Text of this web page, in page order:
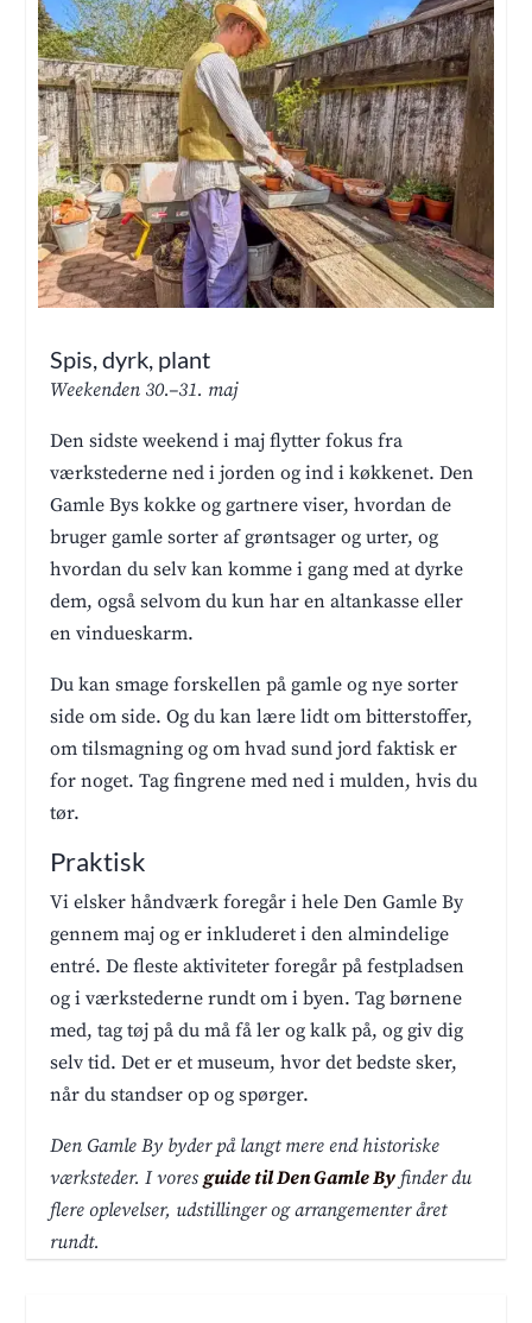
Spis, dyrk, plant
Weekenden 30.–31. maj
Den sidste weekend i maj flytter fokus fra
værkstederne ned i jorden og ind i køkkenet. Den
Gamle Bys kokke og gartnere viser, hvordan de
bruger gamle sorter af grøntsager og urter, og
hvordan du selv kan komme i gang med at dyrke
dem, også selvom du kun har en altankasse eller
en vindueskarm.
Du kan smage forskellen på gamle og nye sorter
side om side. Og du kan lære lidt om bitterstoffer,
om tilsmagning og om hvad sund jord faktisk er
for noget. Tag fingrene med ned i mulden, hvis du
tør.
Praktisk
Vi elsker håndværk foregår i hele Den Gamle By
gennem maj og er inkluderet i den almindelige
entré. De fleste aktiviteter foregår på festpladsen
og i værkstederne rundt om i byen. Tag børnene
med, tag tøj på du må få ler og kalk på, og giv dig
selv tid. Det er et museum, hvor det bedste sker,
når du standser op og spørger.
Den Gamle By byder på langt mere end historiske
værksteder. I voresguide til Den Gamle By finder du
flere oplevelser, udstillinger og arrangementer året
rundt.